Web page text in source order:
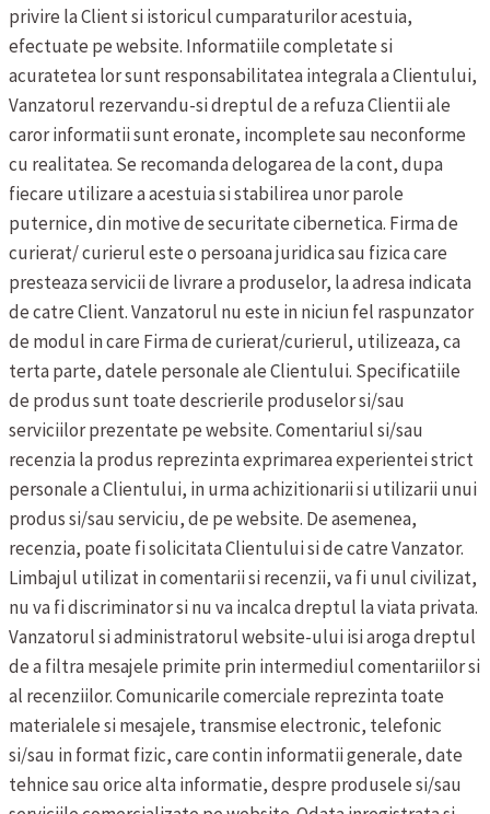
privire la Client si istoricul cumparaturilor acestuia,
efectuate pe website. Informatiile completate si
acuratetea lor sunt responsabilitatea integrala a Clientului,
Vanzatorul rezervandu-si dreptul de a refuza Clientii ale
caror informatii sunt eronate, incomplete sau neconforme
cu realitatea. Se recomanda delogarea de la cont, dupa
fiecare utilizare a acestuia si stabilirea unor parole
puternice, din motive de securitate cibernetica. Firma de
curierat/ curierul este o persoana juridica sau fizica care
presteaza servicii de livrare a produselor, la adresa indicata
de catre Client. Vanzatorul nu este in niciun fel raspunzator
de modul in care Firma de curierat/curierul, utilizeaza, ca
terta parte, datele personale ale Clientului. Specificatiile
de produs sunt toate descrierile produselor si/sau
serviciilor prezentate pe website.Comentariul si/sau
recenzia la produs reprezinta exprimarea experientei strict
personale a Clientului, in urma achizitionarii si utilizarii unui
produs si/sau serviciu, de pe website. De asemenea,
recenzia, poate fi solicitata Clientului si de catre Vanzator.
Limbajul utilizat in comentarii si recenzii, va fi unul civilizat,
nu va fi discriminator si nu va incalca dreptul la viata privata.
Vanzatorul si administratorul website-ului isi aroga dreptul
de a filtra mesajele primite prin intermediul comentariilor si
al recenziilor.Comunicarile comerciale reprezinta toate
materialele si mesajele, transmise electronic, telefonic
si/sau in format fizic, care contin informatii generale, date
tehnice sau orice alta informatie, despre produsele si/sau